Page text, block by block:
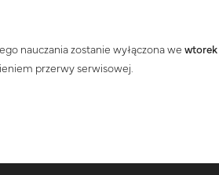
nauczania zostanie wyłączona we wtorek
przerwy serwisowej.